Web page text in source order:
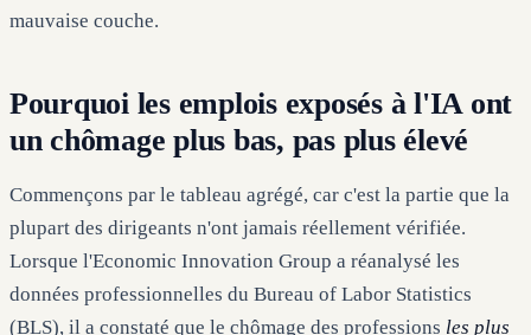
mauvaise couche.
Pourquoi les emplois exposés à l'IA ont
un chômage plus bas, pas plus élevé
Commençons par le tableau agrégé, car c'est la partie que la
plupart des dirigeants n'ont jamais réellement vérifiée.
Lorsque l'Economic Innovation Group a réanalysé les
données professionnelles du Bureau of Labor Statistics
(BLS), il a constaté que le chômage des professions les plus